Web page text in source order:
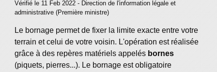
Vérifié le 11 Feb 2022 - Direction de l'information légale et
administrative (Première ministre)
Le bornage permet de fixer la limite exacte entre votre
terrain et celui de votre voisin. L'opération est réalisée
grâce à des repères matériels appelés bornes
(piquets, pierres...). Le bornage est obligatoire